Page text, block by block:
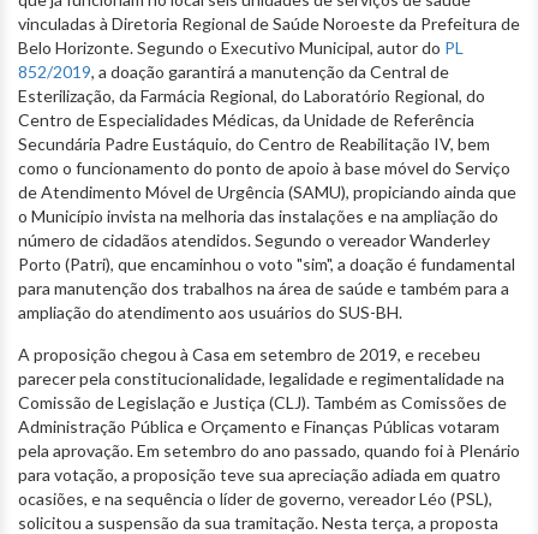
vinculadas à Diretoria Regional de Saúde Noroeste da Prefeitura de
Belo Horizonte. Segundo o Executivo Municipal, autor do PL
852/2019, a doação garantirá a manutenção da Central de
Esterilização, da Farmácia Regional, do Laboratório Regional, do
Centro de Especialidades Médicas, da Unidade de Referência
Secundária Padre Eustáquio, do Centro de Reabilitação IV, bem
como o funcionamento do ponto de apoio à base móvel do Serviço
de Atendimento Móvel de Urgência (SAMU), propiciando ainda que
o Município invista na melhoria das instalações e na ampliação do
número de cidadãos atendidos. Segundo o vereador Wanderley
Porto (Patri), que encaminhou o voto "sim", a doação é fundamental
para manutenção dos trabalhos na área de saúde e também para a
ampliação do atendimento aos usuários do SUS-BH.
A proposição chegou à Casa em setembro de 2019, e recebeu
parecer pela constitucionalidade, legalidade e regimentalidade na
Comissão de Legislação e Justiça (CLJ). Também as Comissões de
Administração Pública e Orçamento e Finanças Públicas votaram
pela aprovação. Em setembro do ano passado, quando foi à Plenário
para votação, a proposição teve sua apreciação adiada em quatro
ocasiões, e na sequência o líder de governo, vereador Léo (PSL),
solicitou a suspensão da sua tramitação. Nesta terça, a proposta